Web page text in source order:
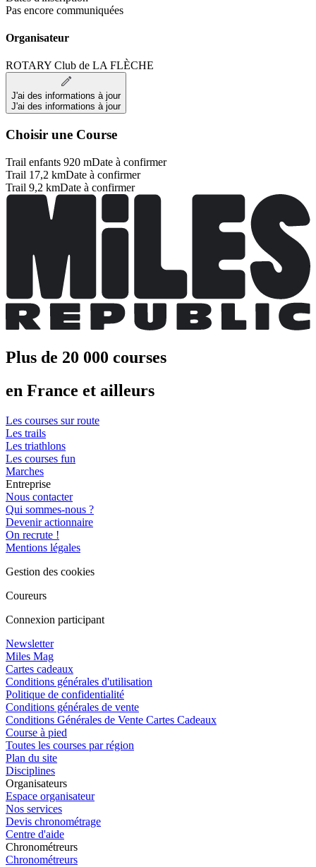
Pas encore communiquées
Organisateur
ROTARY Club de LA FLÈCHE
J'ai des informations à jour
J'ai des informations à jour
Choisir une Course
Trail enfants 920 mDate à confirmer
Trail 17,2 kmDate à confirmer
Trail 9,2 kmDate à confirmer
Plus de 20 000 courses
en France et ailleurs
Les courses sur route
Les trails
Les triathlons
Les courses fun
Marches
Entreprise
Nous contacter
Qui sommes-nous ?
Devenir actionnaire
On recrute !
Mentions légales
Gestion des cookies
Coureurs
Connexion participant
Newsletter
Miles Mag
Cartes cadeaux
Conditions générales d'utilisation
Politique de confidentialité
Conditions générales de vente
Conditions Générales de Vente Cartes Cadeaux
Course à pied
Toutes les courses par région
Plan du site
Disciplines
Organisateurs
Espace organisateur
Nos services
Devis chronométrage
Centre d'aide
Chronométreurs
Chronométreurs